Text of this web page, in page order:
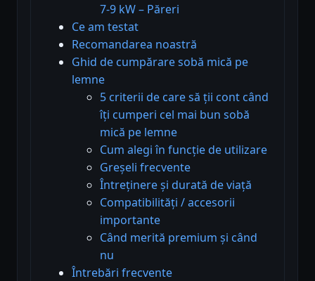
7-9 kW – Păreri
Ce am testat
Recomandarea noastră
Ghid de cumpărare sobă mică pe
lemne
5 criterii de care să ții cont când
îți cumperi cel mai bun sobă
mică pe lemne
Cum alegi în funcție de utilizare
Greșeli frecvente
Întreținere și durată de viață
Compatibilități / accesorii
importante
Când merită premium și când
nu
Întrebări frecvente